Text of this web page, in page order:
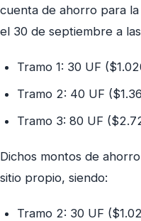
cuenta de ahorro para
el 30 de septiembre a
Tramo 1: 30 UF
Tramo 2: 40 UF
Tramo 3: 80 UF
Dichos montos de
sitio propio, siendo:
Tramo 2: 30 UF